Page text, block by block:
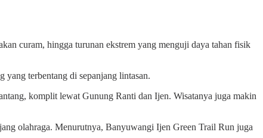
curam, hingga turunan ekstrem yang menguji daya tahan fisik
terbentang di sepanjang lintasan.
komplit lewat Gunung Ranti dan Ijen. Wisatanya juga makin
olahraga. Menurutnya, Banyuwangi Ijen Green Trail Run juga